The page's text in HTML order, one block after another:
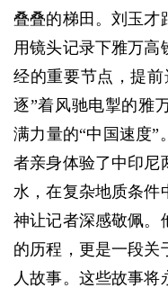
叠叠的梯田。刘玉才
用镜头记录下雅万高
经的重要节点，提
逐”着风驰电掣的雅
满力量的“中国速度”
者亲身体验了中印尼
水，在复杂地质条件
神让记者深感敬佩。
的历程，更是一段关
人故事。这些故事